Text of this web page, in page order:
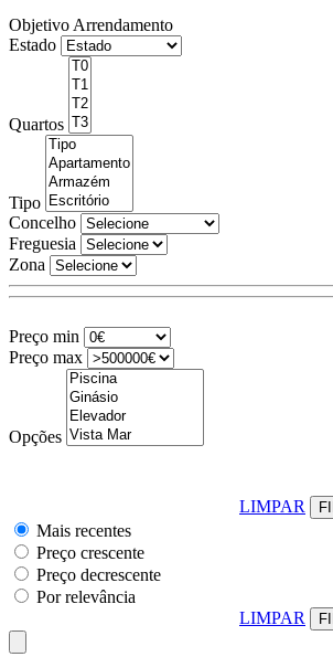
Objetivo Arrendamento
Estado
Quartos
Tipo
Concelho
Freguesia
Zona
Preço min
Preço max
Opções
LIMPAR
Mais recentes
Preço crescente
Preço decrescente
Por relevância
LIMPAR